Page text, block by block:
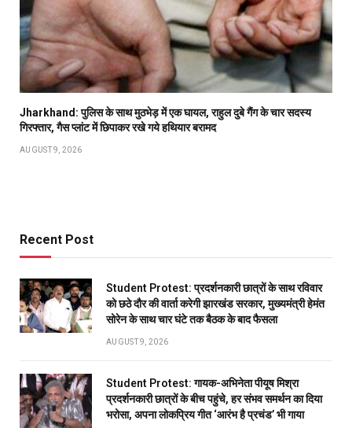
Jharkhand: पुलिस के साथ मुठभेड़ में एक घायल, राहुल दुबे गैंग के चार सदस्य
गिरफ्तार, गैस प्लांट में छिपाकर रखे गये हथियार बरामद
AUGUST 9, 2026
Recent Post
Student Protest: प्रदर्शनकारी छात्रों के साथ रविवार
को छठे दौर की वार्ता करेगी झारखंड सरकार, मुख्यमंत्री हेमंत
सोरेन के साथ चार घंटे तक बैठक के बाद फैसला
AUGUST 9, 2026
Student Protest: गायक-अभिनेता पीयूष मिश्रा
प्रदर्शनकारी छात्रों के बीच पहुंचे, हर संभव समर्थन का दिया
भरोसा, अपना लोकप्रिय गीत ‘आरंभ है प्रचंड’ भी गाया